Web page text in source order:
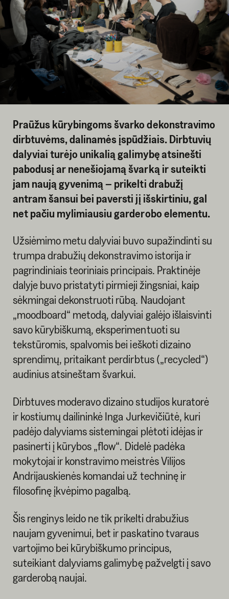
Praūžus kūrybingoms švarko dekonstravimo
dirbtuvėms, dalinamės įspūdžiais. Dirbtuvių
dalyviai turėjo unikalią galimybę atsinešti
pabodusį ar nenešiojamą švarką ir suteikti
jam naują gyvenimą – prikelti drabužį
antram šansui bei paversti jį išskirtiniu, gal
net pačiu mylimiausiu garderobo elementu.
Užsiėmimo metu dalyviai buvo supažindinti su
trumpa drabužių dekonstravimo istorija ir
pagrindiniais teoriniais principais. Praktinėje
dalyje buvo pristatyti pirmieji žingsniai, kaip
sėkmingai dekonstruoti rūbą. Naudojant
„moodboard“ metodą, dalyviai galėjo išlaisvinti
savo kūrybiškumą, eksperimentuoti su
tekstūromis, spalvomis bei ieškoti dizaino
sprendimų, pritaikant perdirbtus („recycled“)
audinius atsineštam švarkui.
Dirbtuves moderavo dizaino studijos kuratorė
ir kostiumų dailininkė Inga Jurkevičiūtė, kuri
padėjo dalyviams sistemingai plėtoti idėjas ir
pasinerti į kūrybos „flow“. Didelė padėka
mokytojai ir konstravimo meistrės Vilijos
Andrijauskienės komandai už techninę ir
filosofinę įkvėpimo pagalbą.
Šis renginys leido ne tik prikelti drabužius
naujam gyvenimui, bet ir paskatino tvaraus
vartojimo bei kūrybiškumo principus,
suteikiant dalyviams galimybę pažvelgti į savo
garderobą naujai.